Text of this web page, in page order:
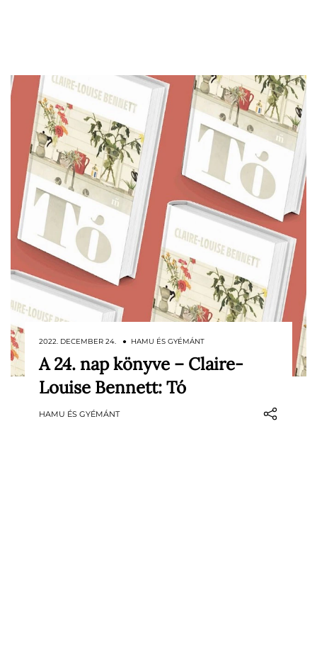
Nagy mélységekkel és szokatlan
elbeszélési móddal megírt gondolatok
gyűjteménye a magányról.
2022. DECEMBER 24. ● HAMU ÉS GYÉMÁNT
A 24. nap könyve – Claire-
Louise Bennett: Tó
HAMU ÉS GYÉMÁNT